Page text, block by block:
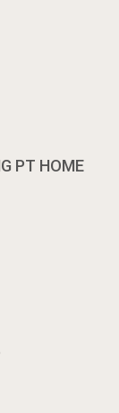
PT HOME